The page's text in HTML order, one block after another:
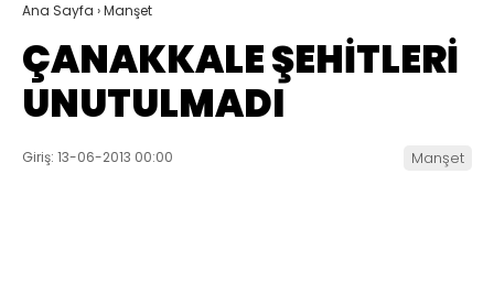
Ana Sayfa ›Manşet
ÇANAKKALE ŞEHİTLERİ
UNUTULMADI
Giriş: 13-06-2013 00:00 Manşet